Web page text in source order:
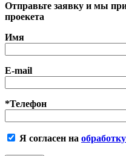
Отправьте заявку и мы
проекета
Имя
E-mail
*Телефон
Я согласен на